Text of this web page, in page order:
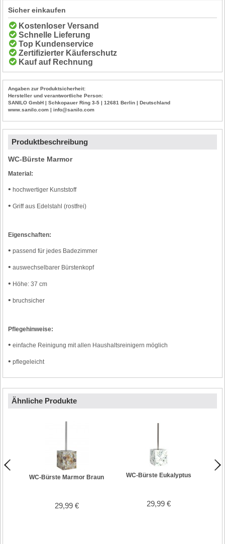
Sicher einkaufen
Kostenloser Versand
Schnelle Lieferung
Top Kundenservice
Zertifizierter Käuferschutz
Kauf auf Rechnung
Angaben zur Produktsicherheit:
Hersteller und verantwortliche Person:
SANILO GmbH | Schkopauer Ring 3-5 | 12681 Berlin | Deutschland
www.sanilo.com | info@sanilo.com
Produktbeschreibung
WC-Bürste Marmor
Material:
• hochwertiger Kunststoff
• Griff aus Edelstahl (rostfrei)
Eigenschaften:
• passend für jedes Badezimmer
• auswechselbarer Bürstenkopf
• Höhe: 37 cm
• bruchsicher
Pflegehinweise:
• einfache Reinigung mit allen Haushaltsreinigern möglich
• pflegeleicht
Ähnliche Produkte
WC-Bürste Marmor Braun
29,99 €
WC-Bürste Eukalyptus
29,99 €